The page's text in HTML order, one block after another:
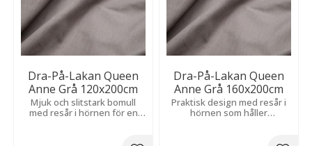
Dra-På-Lakan Queen
Anne Grå 120x200cm
Mjuk och slitstark bomull
med resår i hörnen för en
Dra-På-Lakan Queen
Anne Grå 160x200cm
Praktisk design med resår i
hörnen som håller